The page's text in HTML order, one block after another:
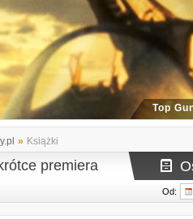
Top
» Książki
premiera
Od: